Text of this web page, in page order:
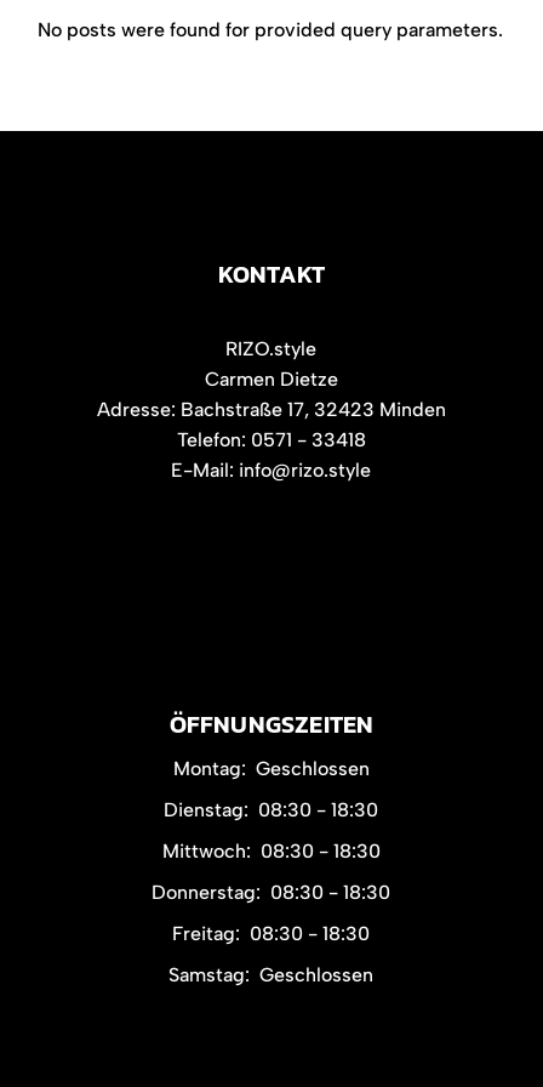
No posts were found for provided query parameters.
KONTAKT
RIZO.style
Carmen Dietze
Adresse: Bachstraße 17, 32423 Minden
Telefon: 0571 - 33418
E-Mail: info@rizo.style
ÖFFNUNGSZEITEN
Montag: Geschlossen
Dienstag: 08:30 - 18:30
Mittwoch: 08:30 - 18:30
Donnerstag: 08:30 - 18:30
Freitag: 08:30 - 18:30
Samstag: Geschlossen